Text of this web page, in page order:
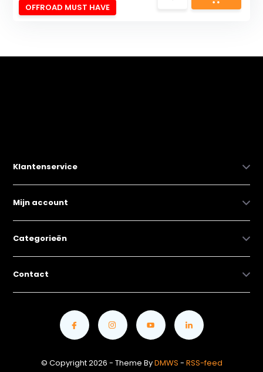
OFFROAD MUST HAVE
Klantenservice
Mijn account
Categorieën
Contact
© Copyright 2026 - Theme ByDMWS - RSS-feed